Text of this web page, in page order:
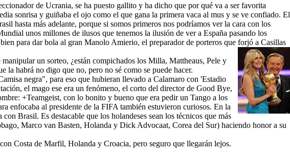
de Ucrania, se ha puesto gallito y ha dicho que por qué va a ser favorita
sonrisa y guiñaba el ojo como el que gana la primera vaca al mus y se ve confiado. El
hasta más adelante, porque si somos primeros nos podríamos ver la cara con los
unos millones de ilusos que tenemos la ilusión de ver a España pasando los
para dar bola al gran Manolo Amierio, el preparador de porteros que forjó a Casillas
un sorteo, ¿están compichados los Milla, Mattheaus, Pele y
la habrá no digo que no, pero no sé como se puede hacer.
negra", para eso que hubieran llevado a Calamaro con 'Estadio
el mago ese era un fenómeno, el corto del director de Good Bye,
+Teamgeist, con lo bonito y bueno que era pedir un Tango a los
enfocaba al presidente de la FIFA también estuvieron curiosos. En la
Brasil. Es destacable que los holandeses sean los técnicos que más
Marco van Basten, Holanda y Dick Advocaat, Corea del Sur) haciendo honor a su
Costa de Marfil, Holanda y Croacia, pero seguro que llegarán lejos.